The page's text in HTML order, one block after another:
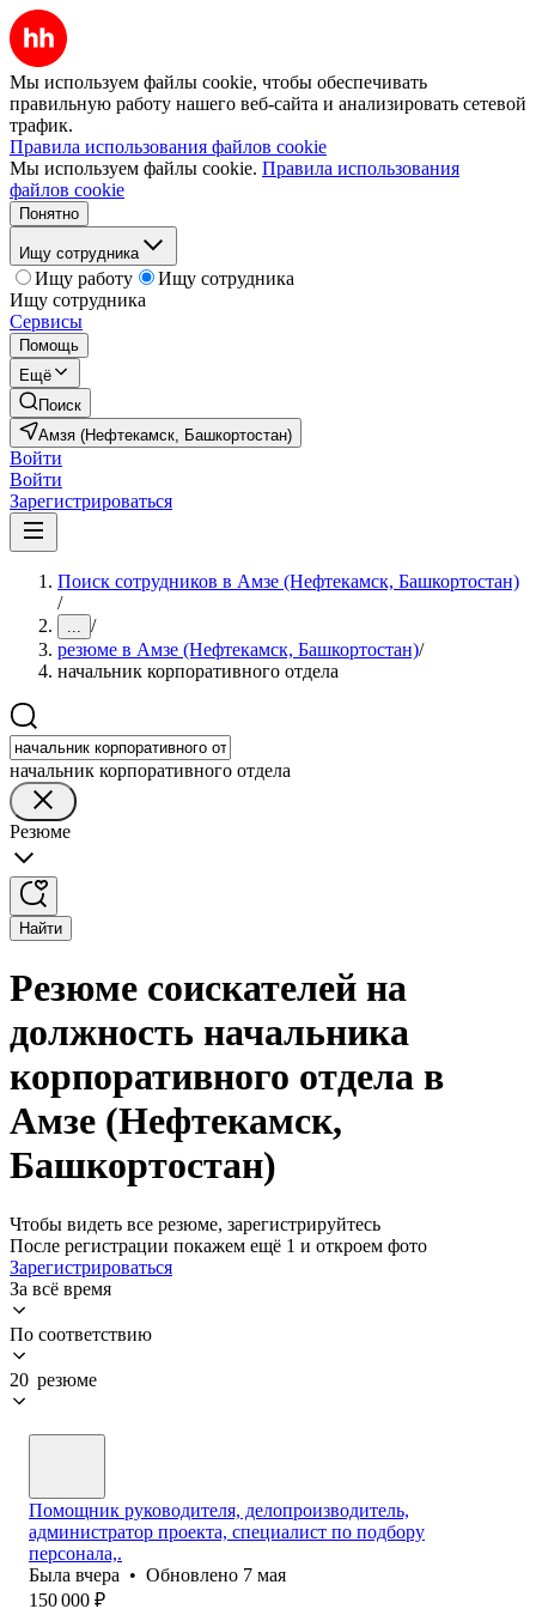
Мы используем файлы cookie, чтобы обеспечивать
правильную работу нашего веб-сайта и анализировать сетевой
трафик.
Правила использования файлов cookie
Мы используем файлы cookie. Правила использования
файлов cookie
Понятно
Ищу сотрудника
Ищу работу
Ищу сотрудника
Ищу сотрудника
Сервисы
Помощь
Ещё
Поиск
Амзя (Нефтекамск, Башкортостан)
Войти
Войти
Зарегистрироваться
Поиск сотрудников в Амзе (Нефтекамск, Башкортостан)
/
... /
резюме в Амзе (Нефтекамск, Башкортостан)/
начальник корпоративного отдела
начальник корпоративного отдела
Резюме
Найти
Резюме соискателей на
должность начальника
корпоративного отдела в
Амзе (Нефтекамск,
Башкортостан)
Чтобы видеть все резюме, зарегистрируйтесь
После регистрации покажем ещё 1 и откроем фото
Зарегистрироваться
За всё время
По соответствию
20 резюме
Помощник руководителя, делопроизводитель,
администратор проекта, специалист по подбору
персонала,.
Была вчера • Обновлено 7 мая
150 000 ₽